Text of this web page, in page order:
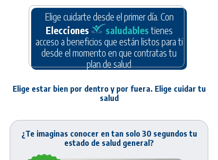
Elige cuidarte desde el primer día. Con
Elecciones
saludables tienes
acceso a beneficios que están listos para ti
desde el momento en que contratas tu
plan de salud
Elige estar bien por dentro y por fuera. Elige cuidar tu
salud
¿Te imaginas conocer en tan solo 30 segundos tu
estado de salud general?